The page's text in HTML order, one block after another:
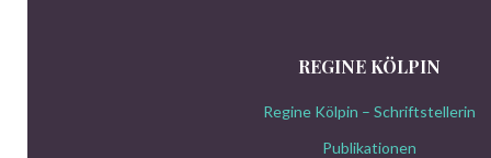
REGINE KÖLPIN
Regine Kölpin – Schriftstellerin
Publikationen